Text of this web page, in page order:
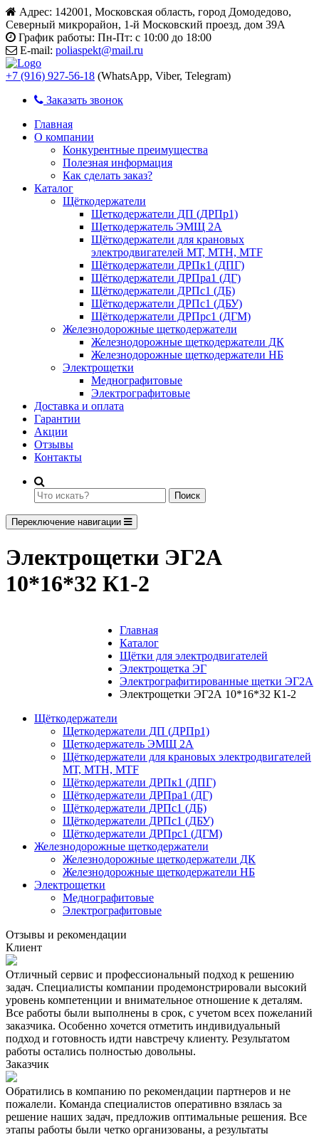
Адрес: 142001, Московская область, город Домодедово,
Северный микрорайон, 1-й Московский проезд, дом 39А
График работы: Пн-Пт: с 10:00 до 18:00
E-mail: poliaspekt@mail.ru
+7 (916) 927-56-18 (WhatsApp, Viber, Telegram)
Заказать звонок
Главная
О компании
Конкурентные преимущества
Полезная информация
Как сделать заказ?
Каталог
Щёткодержатели
Щеткодержатели ДП (ДРПр1)
Щеткодержатель ЭМЩ 2А
Щёткодержатели для крановых
электродвигателей МТ, МТН, МТF
Щёткодержатели ДРПк1 (ДПГ)
Щёткодержатели ДРПра1 (ДГ)
Щёткодержатели ДРПс1 (ДБ)
Щёткодержатели ДРПс1 (ДБУ)
Щёткодержатели ДРПрс1 (ДГМ)
Железнодорожные щеткодержатели
Железнодорожные щеткодержатели ДК
Железнодорожные щеткодержатели НБ
Электрощетки
Меднографитовые
Электрографитовые
Доставка и оплата
Гарантии
Акции
Отзывы
Контакты
Поиск
Переключение навигации
Электрощетки ЭГ2А
10*16*32 К1-2
Главная
Каталог
Щётки для электродвигателей
Электрощетка ЭГ
Электрографитированные щетки ЭГ2А
Электрощетки ЭГ2А 10*16*32 К1-2
Щёткодержатели
Щеткодержатели ДП (ДРПр1)
Щеткодержатель ЭМЩ 2А
Щёткодержатели для крановых электродвигателей
МТ, МТН, МТF
Щёткодержатели ДРПк1 (ДПГ)
Щёткодержатели ДРПра1 (ДГ)
Щёткодержатели ДРПс1 (ДБ)
Щёткодержатели ДРПс1 (ДБУ)
Щёткодержатели ДРПрс1 (ДГМ)
Железнодорожные щеткодержатели
Железнодорожные щеткодержатели ДК
Железнодорожные щеткодержатели НБ
Электрощетки
Меднографитовые
Электрографитовые
Отзывы и рекомендации
Клиент
Отличный сервис и профессиональный подход к решению
задач. Специалисты компании продемонстрировали высокий
уровень компетенции и внимательное отношение к деталям.
Все работы были выполнены в срок, с учетом всех пожеланий
заказчика. Особенно хочется отметить индивидуальный
подход и готовность идти навстречу клиенту. Результатом
работы остались полностью довольны.
Заказчик
Обратились в компанию по рекомендации партнеров и не
пожалели. Команда специалистов оперативно взялась за
решение наших задач, предложив оптимальные решения. Все
этапы работы были четко организованы, а результаты